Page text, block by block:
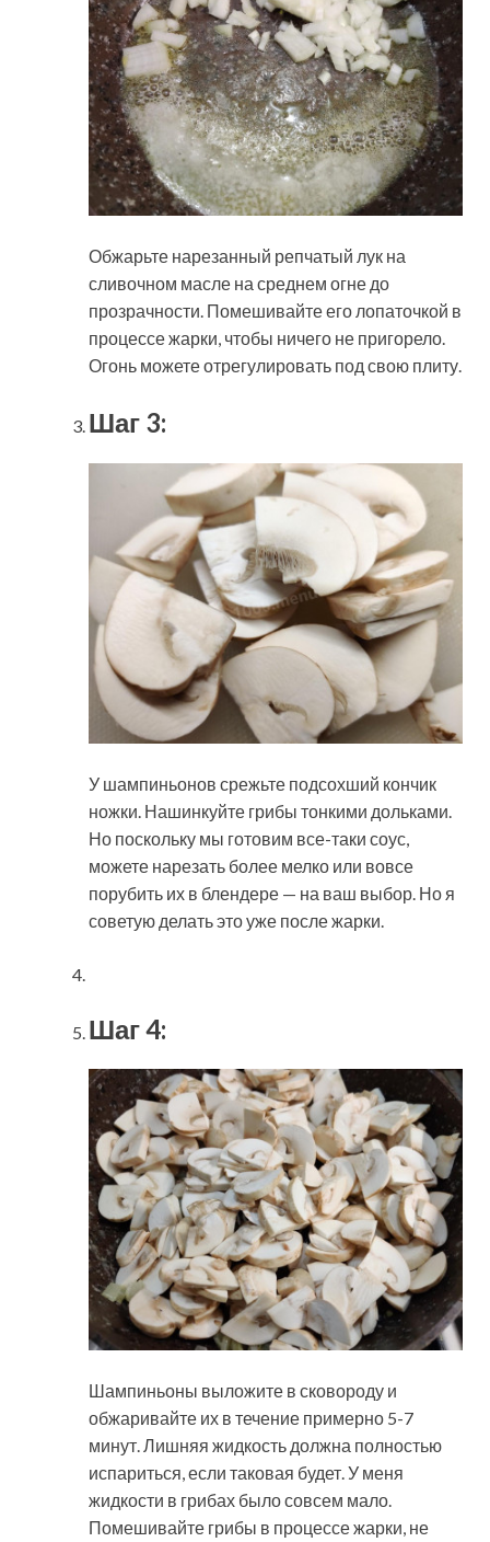
Обжарьте нарезанный репчатый лук на
сливочном масле на среднем огне до
прозрачности. Помешивайте его лопаточкой в
процессе жарки, чтобы ничего не пригорело.
Огонь можете отрегулировать под свою плиту.
Шаг 3:
У шампиньонов срежьте подсохший кончик
ножки. Нашинкуйте грибы тонкими дольками.
Но поскольку мы готовим все-таки соус,
можете нарезать более мелко или вовсе
порубить их в блендере — на ваш выбор. Но я
советую делать это уже после жарки.
Шаг 4:
Шампиньоны выложите в сковороду и
обжаривайте их в течение примерно 5-7
минут. Лишняя жидкость должна полностью
испариться, если таковая будет. У меня
жидкости в грибах было совсем мало.
Помешивайте грибы в процессе жарки, не